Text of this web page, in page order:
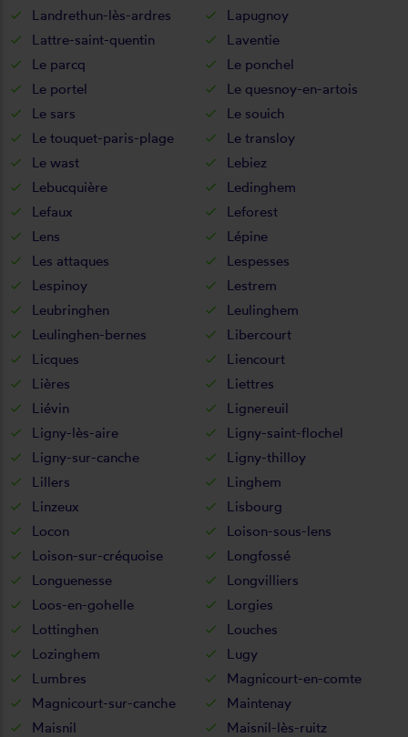
Landrethun-lès-ardres
Lapugnoy
Lattre-saint-quentin
Laventie
Le parcq
Le ponchel
Le portel
Le quesnoy-en-artois
Le sars
Le souich
Le touquet-paris-plage
Le transloy
Le wast
Lebiez
Lebucquière
Ledinghem
Lefaux
Leforest
Lens
Lépine
Les attaques
Lespesses
Lespinoy
Lestrem
Leubringhen
Leulinghem
Leulinghen-bernes
Libercourt
Licques
Liencourt
Lières
Liettres
Liévin
Lignereuil
Ligny-lès-aire
Ligny-saint-flochel
Ligny-sur-canche
Ligny-thilloy
Lillers
Linghem
Linzeux
Lisbourg
Locon
Loison-sous-lens
Loison-sur-créquoise
Longfossé
Longuenesse
Longvilliers
Loos-en-gohelle
Lorgies
Lottinghen
Louches
Lozinghem
Lugy
Lumbres
Magnicourt-en-comte
Magnicourt-sur-canche
Maintenay
Maisnil
Maisnil-lès-ruitz